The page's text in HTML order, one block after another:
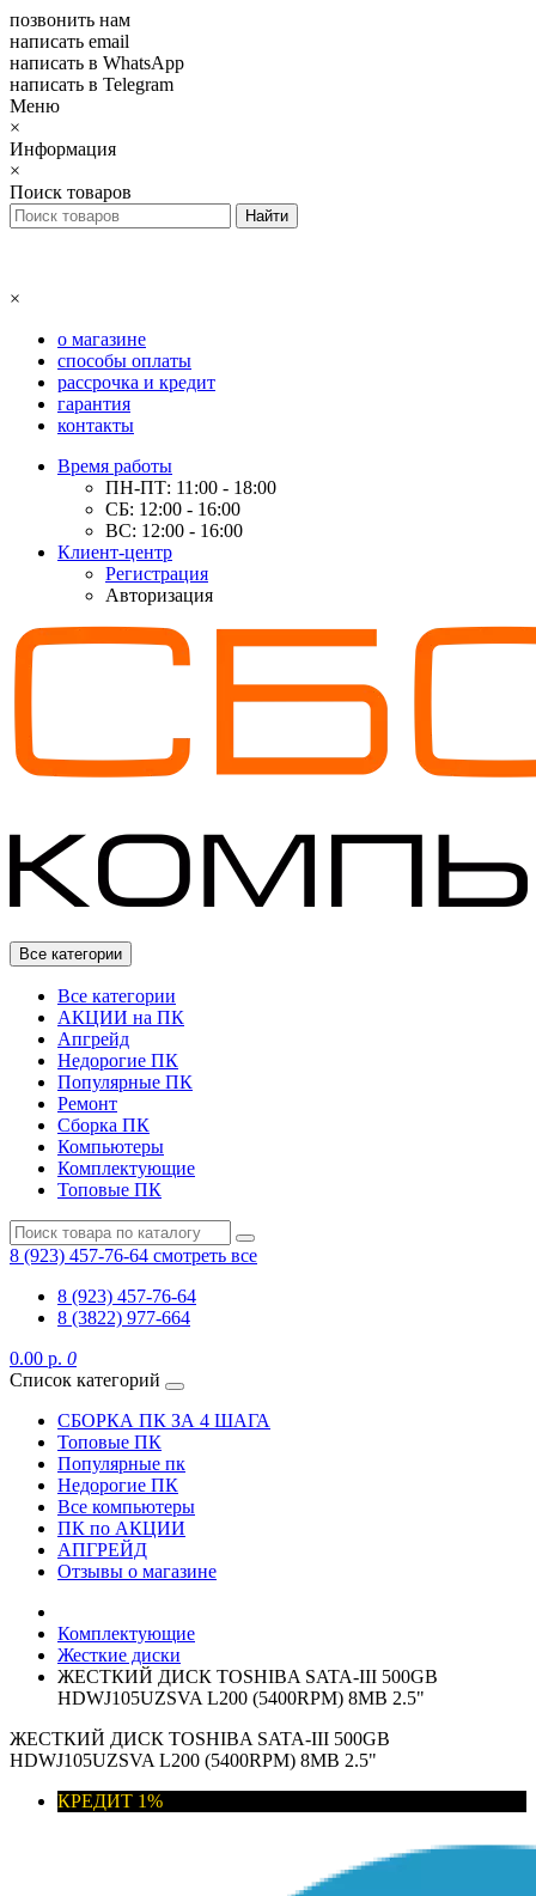
позвонить нам
написать email
написать в WhatsApp
написать в Telegram
Меню
×
Информация
×
Поиск товаров
×
о магазине
способы оплаты
рассрочка и кредит
гарантия
контакты
Время работы
ПН-ПТ: 11:00 - 18:00
СБ: 12:00 - 16:00
ВС: 12:00 - 16:00
Клиент-центр
Регистрация
Авторизация
Все категории
Все категории
АКЦИИ на ПК
Апгрейд
Недорогие ПК
Популярные ПК
Ремонт
Сборка ПК
Компьютеры
Комплектующие
Топовые ПК
8 (923) 457-76-64 смотреть все
8 (923) 457-76-64
8 (3822) 977-664
0.00 р. 0
Список категорий
СБОРКА ПК ЗА 4 ШАГА
Топовые ПК
Популярные пк
Недорогие ПК
Все компьютеры
ПК по АКЦИИ
АПГРЕЙД
Отзывы о магазине
Комплектующие
Жесткие диски
ЖЕСТКИЙ ДИСК TOSHIBA SATA-III 500GB
HDWJ105UZSVA L200 (5400RPM) 8MB 2.5"
ЖЕСТКИЙ ДИСК TOSHIBA SATA-III 500GB
HDWJ105UZSVA L200 (5400RPM) 8MB 2.5"
КРЕДИТ 1%